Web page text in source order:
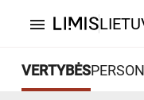
menu
VERTYBĖS